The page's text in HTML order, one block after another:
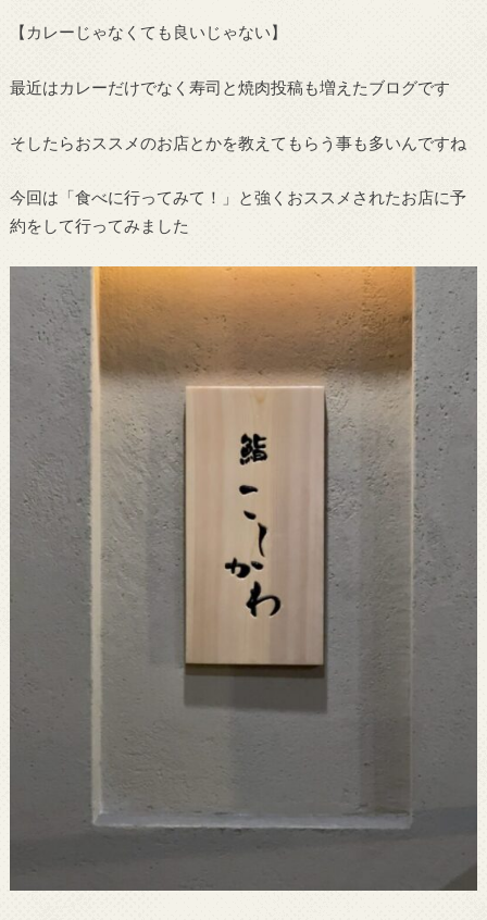
【カレーじゃなくても良いじゃない】
最近はカレーだけでなく寿司と焼肉投稿も増えたブログです
そしたらおススメのお店とかを教えてもらう事も多いんですね
今回は「食べに行ってみて！」と強くおススメされたお店に予
約をして行ってみました